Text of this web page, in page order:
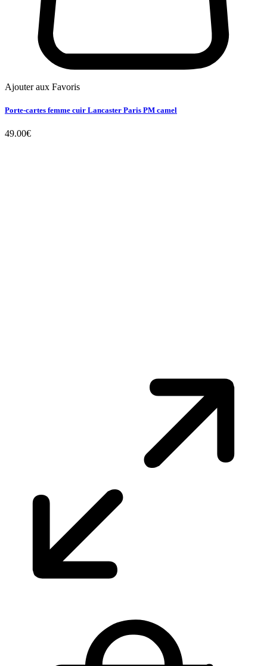
Ajouter aux Favoris
Porte-cartes femme cuir Lancaster Paris PM camel
49.00€